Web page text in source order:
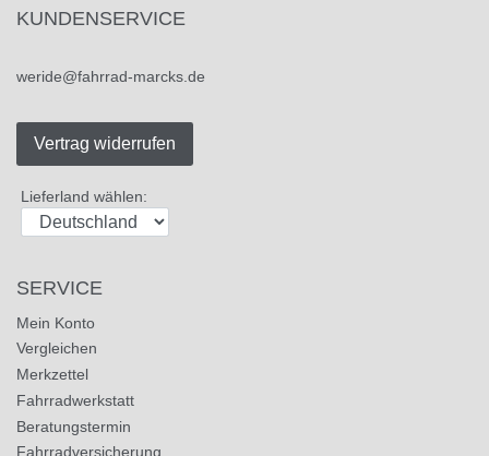
KUNDENSERVICE
weride@fahrrad-marcks.de
Vertrag widerrufen
Lieferland wählen:
SERVICE
Mein Konto
Vergleichen
Merkzettel
Fahrradwerkstatt
Beratungstermin
Fahrradversicherung